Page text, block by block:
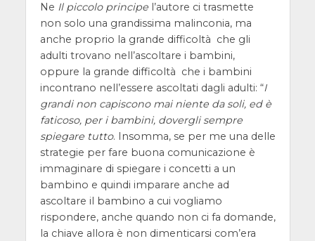
Ne Il piccolo principel’autore ci trasmette
non solo una grandissima malinconia, ma
anche proprio la grande difficoltà che gli
adulti trovano nell’ascoltare i bambini,
oppure la grande difficoltà che i bambini
incontrano nell’essere ascoltati dagli adulti: “I
grandi non capiscono mai niente da soli, ed è
faticoso, per i bambini, dovergli sempre
spiegare tutto. Insomma, se per me una delle
strategie per fare buona comunicazione è
immaginare di spiegare i concetti a un
bambino e quindi imparare anche ad
ascoltare il bambino a cui vogliamo
rispondere, anche quando non ci fa domande,
la chiave allora è non dimenticarsi com’era